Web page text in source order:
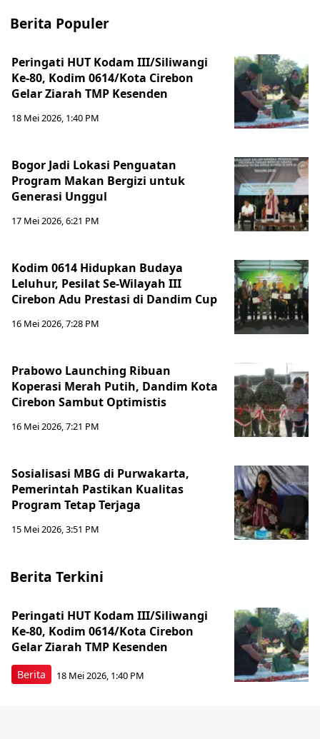
Berita Populer
Peringati HUT Kodam III/Siliwangi
Ke-80, Kodim 0614/Kota Cirebon
Gelar Ziarah TMP Kesenden
18 Mei 2026, 1:40 PM
Bogor Jadi Lokasi Penguatan
Program Makan Bergizi untuk
Generasi Unggul
17 Mei 2026, 6:21 PM
Kodim 0614 Hidupkan Budaya
Leluhur, Pesilat Se-Wilayah III
Cirebon Adu Prestasi di Dandim Cup
16 Mei 2026, 7:28 PM
Prabowo Launching Ribuan
Koperasi Merah Putih, Dandim Kota
Cirebon Sambut Optimistis
16 Mei 2026, 7:21 PM
Sosialisasi MBG di Purwakarta,
Pemerintah Pastikan Kualitas
Program Tetap Terjaga
15 Mei 2026, 3:51 PM
Berita Terkini
Berita
Peringati HUT Kodam III/Siliwangi
Ke-80, Kodim 0614/Kota Cirebon
Gelar Ziarah TMP Kesenden
18 Mei 2026, 1:40 PM